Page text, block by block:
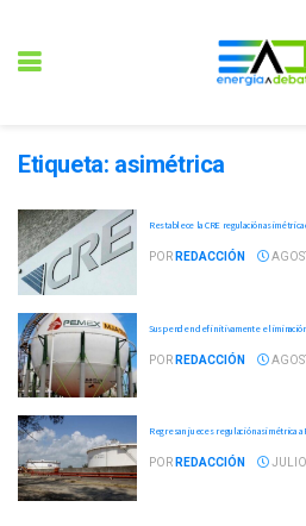
Etiqueta: asimétrica
Restablece la CRE regulación
POR REDACCIÓN
Suspenden definitivamente
POR REDACCIÓN
Regresan jueces regulación asimétrica a
POR REDACCIÓN